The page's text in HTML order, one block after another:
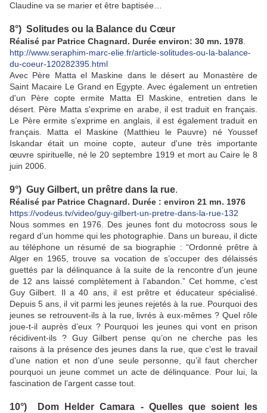
Claudine va se marier et être baptisée…
8°) Solitudes ou la Balance du Cœur
Réalisé par Patrice Chagnard. Durée environ: 30 mn. 1978
http://www.seraphim-marc-elie.fr/article-solitudes-ou-la-balance-
du-coeur-120282395.html
Avec Père Matta el Maskine dans le désert au Monastère de
Saint Macaire Le Grand en Egypte. Avec également un entretien
d'un Père copte ermite Matta El Maskine, entretien dans le
désert. Père Matta s'exprime en arabe, il est traduit en français.
Le Père ermite s'exprime en anglais, il est également traduit en
français. Matta el Maskine (Matthieu le Pauvre) né Youssef
Iskandar était un moine copte, auteur d'une très importante
œuvre spirituelle, né le 20 septembre 1919 et mort au Caire le 8
juin 2006.
9°) Guy Gilbert, un prêtre dans la rue.
Réalisé par Patrice Chagnard. Durée : environ 21 mn. 1976
https://vodeus.tv/video/guy-gilbert-un-pretre-dans-la-rue-132
Nous sommes en 1976. Des jeunes font du motocross sous le
regard d’un homme qui les photographie. Dans un bureau, il dicte
au téléphone un résumé de sa biographie : “Ordonné prêtre à
Alger en 1965, trouve sa vocation de s’occuper des délaissés
guettés par la délinquance à la suite de la rencontre d’un jeune
de 12 ans laissé complètement à l’abandon.” Cet homme, c’est
Guy Gilbert. Il a 40 ans, il est prêtre et éducateur spécialisé.
Depuis 5 ans, il vit parmi les jeunes rejetés à la rue. Pourquoi des
jeunes se retrouvent-ils à la rue, livrés à eux-mêmes ? Quel rôle
joue-t-il auprès d’eux ? Pourquoi les jeunes qui vont en prison
récidivent-ils ? Guy Gilbert pense qu’on ne cherche pas les
raisons à la présence des jeunes dans la rue, que c’est le travail
d’une nation et non d’une seule personne, qu’il faut chercher
pourquoi un jeune commet un acte de délinquance. Pour lui, la
fascination de l’argent casse tout.
10°) Dom Helder Camara - Quelles que soient les